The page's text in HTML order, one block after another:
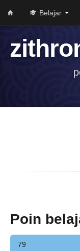
Belajar
Poin
79